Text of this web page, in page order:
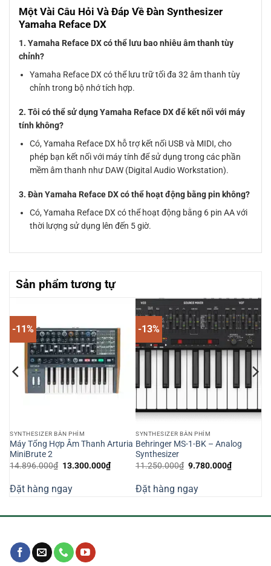
Một Vài Câu Hỏi Và Đáp Về Đàn Synthesizer
Yamaha Reface DX
1. Yamaha Reface DX có thể lưu bao nhiêu âm thanh tùy
chỉnh?
Yamaha Reface DX có thể lưu trữ tối đa 32 âm thanh tùy
chỉnh trong bộ nhớ tích hợp.
2. Tôi có thể sử dụng Yamaha Reface DX để kết nối với máy
tính không?
Có, Yamaha Reface DX hỗ trợ kết nối USB và MIDI, cho
phép bạn kết nối với máy tính để sử dụng trong các phần
mềm âm thanh như DAW (Digital Audio Workstation).
3. Đàn Yamaha Reface DX có thể hoạt động bằng pin không?
Có, Yamaha Reface DX có thể hoạt động bằng 6 pin AA với
thời lượng sử dụng lên đến 5 giờ.
Sản phẩm tương tự
-11%
SYNTHESIZER BÀN PHÍM
Máy Tổng Hợp Âm Thanh Arturia
MiniBrute 2
14.896.000₫ Giá
14.896.000₫.
13.300.000₫Giá
hiện
13.300.000₫.
Đặt hàng ngay
-13%
SYNTHESIZER BÀN PHÍM
Behringer MS-1-BK – Analog
Synthesizer
11.250.000₫ Giá
11.250.000₫.
9.780.000₫Giá
hiện
Đặt hàng ngay